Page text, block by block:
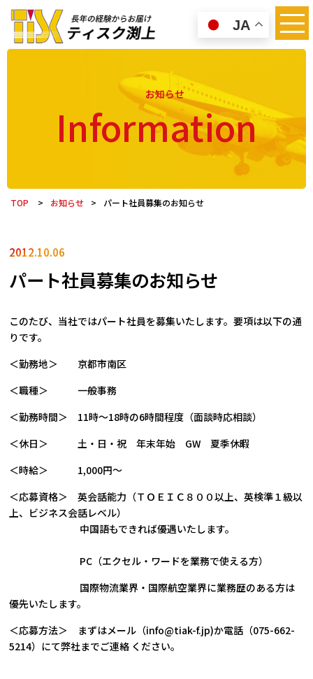
お知らせ
Information
TOP > お知らせ > パート社員募集のお知らせ
2012.10.06
パート社員募集のお知らせ
このたび、当社ではパート社員を募集いたします。要項は以下の通
りです。
＜勤務地＞ 京都市南区
＜職種＞ 一般事務
＜勤務時間＞ 11時～18時の6時間程度（面談時応相談）
＜休日＞ 土・日・祝 年末年始 GW 夏季休暇
＜時給＞ 1,000円～
＜応募資格＞ 英会話能力（ＴＯＥＩＣ８００以上、英検準１級以
上、ビジネス会話レベル）
中国語もできれば優遇いたします。
PC（エクセル・ワードを業務で使える方）
国際物流業界・国際航空業界に業務歴のある方は
優先いたします。
＜応募方法＞ まずはメール（info@tiak-f.jp)か電話（075-662-
5214）にて弊社までご連絡 ください。
JA